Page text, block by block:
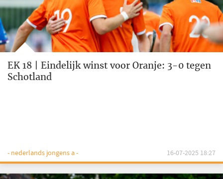
EK 18 | Eindelijk winst voor Oranje: 3-0 tegen
Schotland
- nederlands jongens a - 16-07-2025 18:27